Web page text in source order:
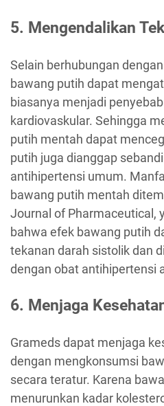
5. Mengendalikan
Selain berhubungan
bawang putih dapat
biasanya menjadi
kardiovaskular. Sehingga
putih mentah dapat
putih juga dianggap
antihipertensi umum.
bawang putih mentah
Journal of Pharmaceutical,
bahwa efek bawang putih
tekanan darah sistolik dan
dengan obat antihipertensi
6. Menjaga
Grameds dapat menjaga
dengan mengkonsumsi
secara teratur. Karena
menurunkan kadar